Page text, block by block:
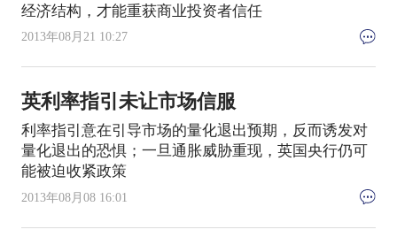
经济结构，才能重获商业投资者信任
2013年08月21 10:27
英利率指引未让市场信服
利率指引意在引导市场的量化退出预期，反而诱发对
量化退出的恐惧；一旦通胀威胁重现，英国央行仍可
能被迫收紧政策
2013年08月08 16:01